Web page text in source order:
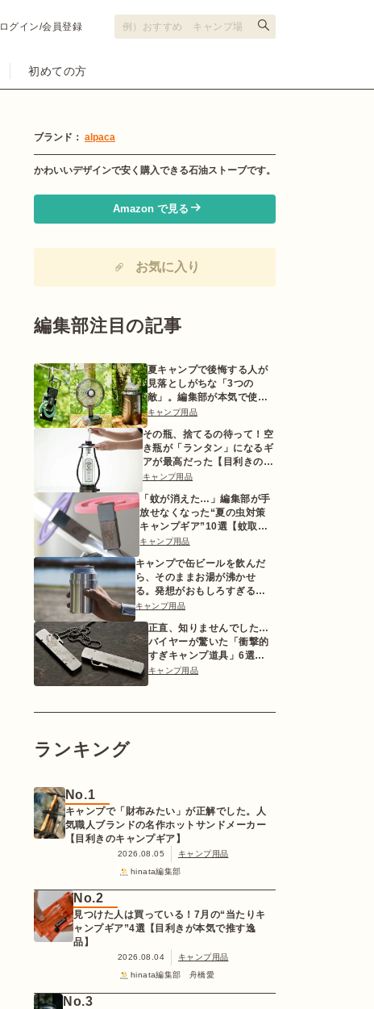
ログイン/会員登録
初めての方
ブランド： alpaca
かわいいデザインで安く購入できる石油ストーブです。
Amazon で見る
お気に入り
編集部注目の記事
夏キャンプで後悔する人が
見落としがちな「3つの
敵」。編集部が本気で使っ
た対策ギアとは
キャンプ用品
その瓶、捨てるの待って！空
き瓶が「ランタン」になるギ
アが最高だった【目利きのキ
ャンプギア】
キャンプ用品
「蚊が消えた…」編集部が手
放せなくなった“夏の虫対策
キャンプギア”10選【蚊取り
線香ホルダーetc.】
キャンプ用品
キャンプで缶ビールを飲んだ
ら、そのままお湯が沸かせ
る。発想がおもしろすぎるギ
ア【目利きのキャンプギア】
キャンプ用品
正直、知りませんでした…
バイヤーが驚いた「衝撃的
すぎキャンプ道具」6選
【2026年版】
キャンプ用品
ランキング
No.1
キャンプで「財布みたい」が正解でした。人
気職人ブランドの名作ホットサンドメーカー
【目利きのキャンプギア】
2026.08.05
キャンプ用品
hinata編集部
No.2
見つけた人は買っている！7月の“当たりキ
ャンプギア”4選【目利きが本気で推す逸
品】
2026.08.04
キャンプ用品
hinata編集部 舟橋愛
No.3